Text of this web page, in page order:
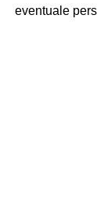
eventuale